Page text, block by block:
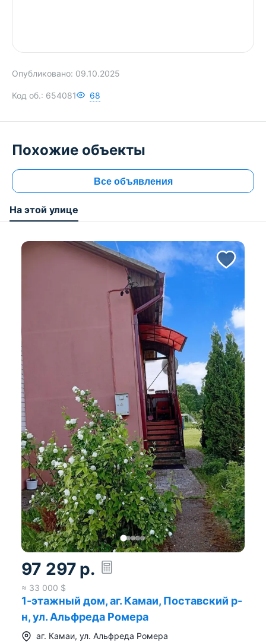
Опубликовано: 09.10.2025
Код об.: 654081 68
Похожие объекты
Все объявления
На этой улице
97 297 р.
≈ 33 000 $
1-этажный дом, аг. Камаи, Поставский р-
н, ул. Альфреда Ромера
аг. Камаи, ул. Альфреда Ромера